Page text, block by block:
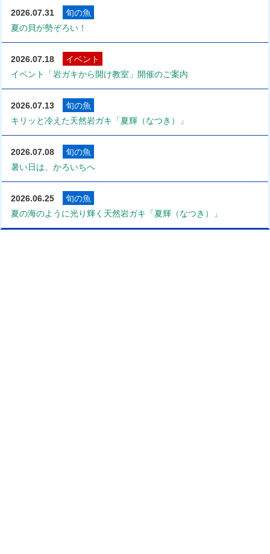
2026.07.31
旬の魚
夏の貝が勢ぞろい！
2026.07.18
イベント
イベント「岩ガキから開け教室」開催のご案内
2026.07.13
旬の魚
キリッと冷えた天然岩ガキ「夏輝（なつき）」
2026.07.08
旬の魚
暑い日は、かろいちへ
2026.06.25
旬の魚
夏の海のように光り輝く天然岩ガキ「夏輝（なつき）」